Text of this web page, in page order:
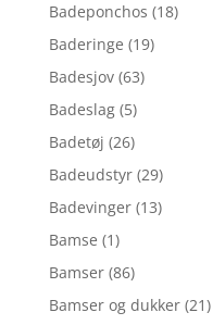
Badeponchos (18)
Baderinge (19)
Badesjov (63)
Badeslag (5)
Badetøj (26)
Badeudstyr (29)
Badevinger (13)
Bamse (1)
Bamser (86)
Bamser og dukker (21)